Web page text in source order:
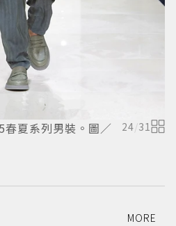
夏系列男裝。圖／
24/31
MORE